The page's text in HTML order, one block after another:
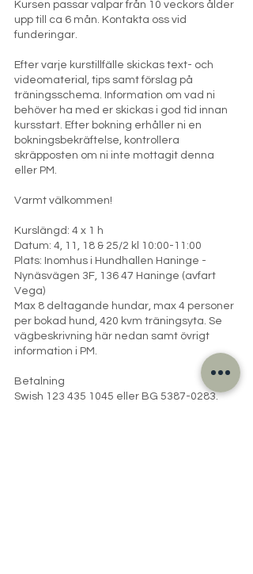
Kursen passar valpar från 10 veckors ålder
upp till ca 6 mån. Kontakta oss vid
funderingar.
Efter varje kurstillfälle skickas text- och
videomaterial, tips samt förslag på
träningsschema. Information om vad ni
behöver ha med er skickas i god tid innan
kursstart. Efter bokning erhåller ni en
bokningsbekräftelse, kontrollera
skräpposten om ni inte mottagit denna
eller PM.
Varmt välkommen!
Kurslängd: 4 x 1 h
Datum: 4, 11, 18 & 25/2 kl 10:00-11:00
Plats: Inomhus i Hundhallen Haninge -
Nynäsvägen 3F, 136 47 Haninge (avfart
Vega)
Max 8 deltagande hundar, max 4 personer
per bokad hund, 420 kvm träningsyta. Se
vägbeskrivning här nedan samt övrigt
information i PM.
Betalning
Swish 123 435 1045 eller BG 5387-0283.